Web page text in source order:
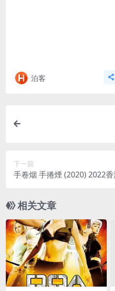
泊客
下一篇
手卷烟 手捲煙 (2020) 2022香港金像奖最佳新导演
相关文章